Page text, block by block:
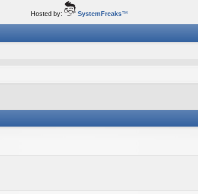
Hosted by: SystemFreaks™